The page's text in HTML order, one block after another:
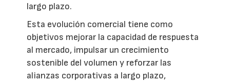
largo plazo.
Esta evolución comercial tiene como
objetivos mejorar la capacidad de respuesta
al mercado, impulsar un crecimiento
sostenible del volumen y reforzar las
alianzas corporativas a largo plazo,